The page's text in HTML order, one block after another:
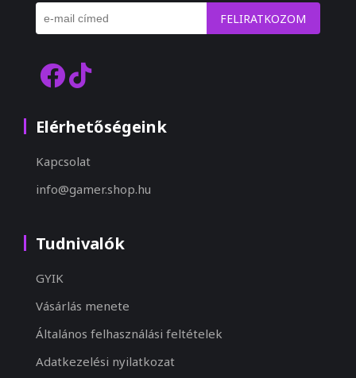
FELIRATKOZOM
Elérhetőségeink
Kapcsolat
info@gamer.shop.hu
Tudnivalók
GYIK
Vásárlás menete
Általános felhasználási feltételek
Adatkezelési nyilatkozat